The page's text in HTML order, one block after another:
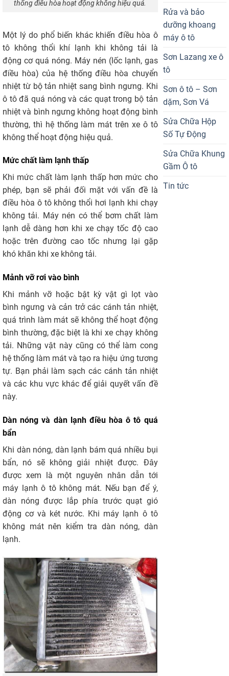
thống điều hòa hoạt động không hiệu quả.
Một lý do phổ biến khác khiến điều hòa ô
tô không thổi khí lạnh khi không tải là
động cơ quá nóng. Máy nén (lốc lạnh, gas
điều hòa) của hệ thống điều hòa chuyển
nhiệt từ bộ tản nhiệt sang bình ngưng. Khi
ô tô đã quá nóng và các quạt trong bộ tản
nhiệt và bình ngưng không hoạt động bình
thường, thì hệ thống làm mát trên xe ô tô
không thể hoạt động hiệu quả.
Mức chất làm lạnh thấp
Khi mức chất làm lạnh thấp hơn mức cho
phép, bạn sẽ phải đối mặt với vấn đề là
điều hòa ô tô không thổi hơi lạnh khi chạy
không tải. Máy nén có thể bơm chất làm
lạnh dễ dàng hơn khi xe chạy tốc độ cao
hoặc trên đường cao tốc nhưng lại gặp
khó khăn khi xe không tải.
Mảnh vỡ rơi vào bình
Khi mảnh vỡ hoặc bật kỳ vật gì lọt vào
bình ngưng và cản trở các cánh tản nhiệt,
quá trình làm mát sẽ không thể hoạt động
bình thường, đặc biệt là khi xe chạy không
tải. Những vật này cũng có thể làm cong
hệ thống làm mát và tạo ra hiệu ứng tương
tự. Bạn phải làm sạch các cánh tản nhiệt
và các khu vực khác để giải quyết vấn đề
này.
Dàn nóng và dàn lạnh điều hòa ô tô quá
bẩn
Khi dàn nóng, dàn lạnh bám quá nhiều bụi
bẩn, nó sẽ không giải nhiệt được. Đây
được xem là một nguyên nhân dẫn tới
máy lạnh ô tô không mát. Nếu bạn để ý,
dàn nóng được lắp phía trước quạt gió
động cơ và két nước. Khi máy lạnh ô tô
không mát nên kiểm tra dàn nóng, dàn
lạnh.
Rửa và bảo
dưỡng khoang
máy ô tô
Sơn Lazang xe ô
tô
Sơn ô tô – Sơn
dặm, Sơn Vá
Sửa Chữa Hộp
Số Tự Động
Sửa Chữa Khung
Gầm Ô tô
Tin tức